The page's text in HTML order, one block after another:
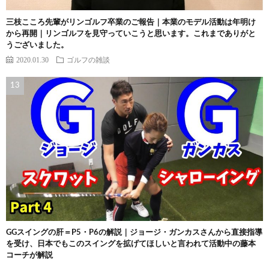
三枝こころ先輩がリンゴルフ卒業のご報告｜本業のモデル活動は年明け
から再開｜リンゴルフを見守っていこうと思います。これまでありがと
うございました。
2020.01.30 ゴルフの雑談
GGスイングの肝＝P5・P6の解説｜ジョージ・ガンカスさんから直接指導
を受け、日本でもこのスイングを拡げてほしいと言われて活動中の藤本
コーチが解説